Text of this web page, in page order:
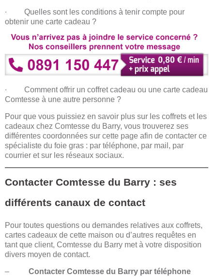
∙ Quelles sont les conditions à tenir compte pour
obtenir une carte cadeau ?
∙ Comment offrir un coffret cadeau ou une carte cadeau
Comtesse à une autre personne ?
Pour que vous puissiez en savoir plus sur les coffrets et les
cadeaux chez Comtesse du Barry, vous trouverez ses
différentes coordonnées sur cette page afin de contacter ce
spécialiste du foie gras : par téléphone, par mail, par
courrier et sur les réseaux sociaux.
Contacter Comtesse du Barry : ses
différents canaux de contact
Pour toutes questions ou demandes relatives aux coffrets,
cartes cadeaux de cette maison ou d’autres requêtes en
tant que client, Comtesse du Barry met à votre disposition
divers moyen de contact.
– Contacter Comtesse du Barry par téléphone